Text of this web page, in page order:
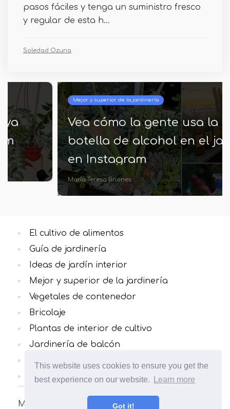
This website uses cookies to ensure you get the
best experience on our website.
Learn more
Got it!
pasos fáciles y tenga un suministro fresco
y regular de esta h...
Soledad Ozuna
Mejor y superior de la jardinería
Vea cómo la gente usa la
botella de alcohol en el jardín
en Instagram
María Teresa Briones
Muchos artículos interesantes y útiles sobre
El cultivo de alimentos
Guía de jardinería
Ideas de jardín interior
Mejor y superior de la jardinería
Vegetales de contenedor
Bricolaje
Plantas de interior de cultivo
Jardinería de balcón
Hierbas culinarias
Todas las categorias